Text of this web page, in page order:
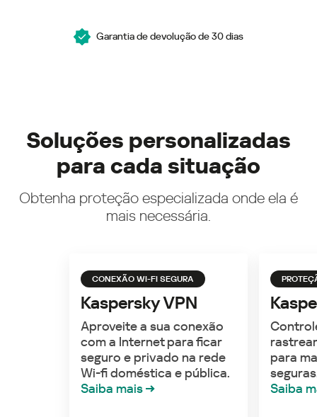
Garantia de devolução de 30 dias
Soluções personalizadas
para cada situação
Obtenha proteção especializada onde ela é
mais necessária.
CONEXÃO WI-FI SEGURA
Kaspersky VPN
Aproveite a sua conexão
com a Internet para ficar
seguro e privado na rede
Wi-fi doméstica e pública.
Saiba mais
para
Saiba